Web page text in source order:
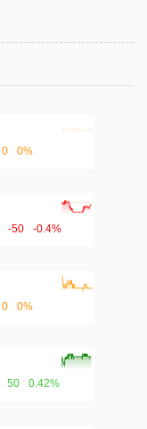
0 0%
-50 -0.4%
0 0%
50 0.42%